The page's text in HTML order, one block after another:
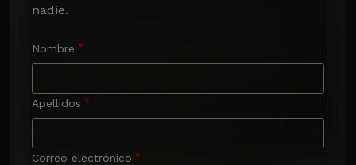
nadie.
Nombre
Apellidos
Correo electrónico